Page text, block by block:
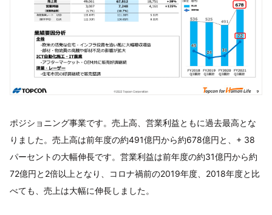
ポジショニング事業です。売上高、営業利益ともに過去最高とな
りました。売上高は前年度の約491億円から約678億円と、+ 38
パーセントの大幅伸長です。営業利益は前年度の約31億円から約
72億円と2倍以上となり、コロナ禍前の2019年度、2018年度と比
べても、売上は大幅に伸長しました。